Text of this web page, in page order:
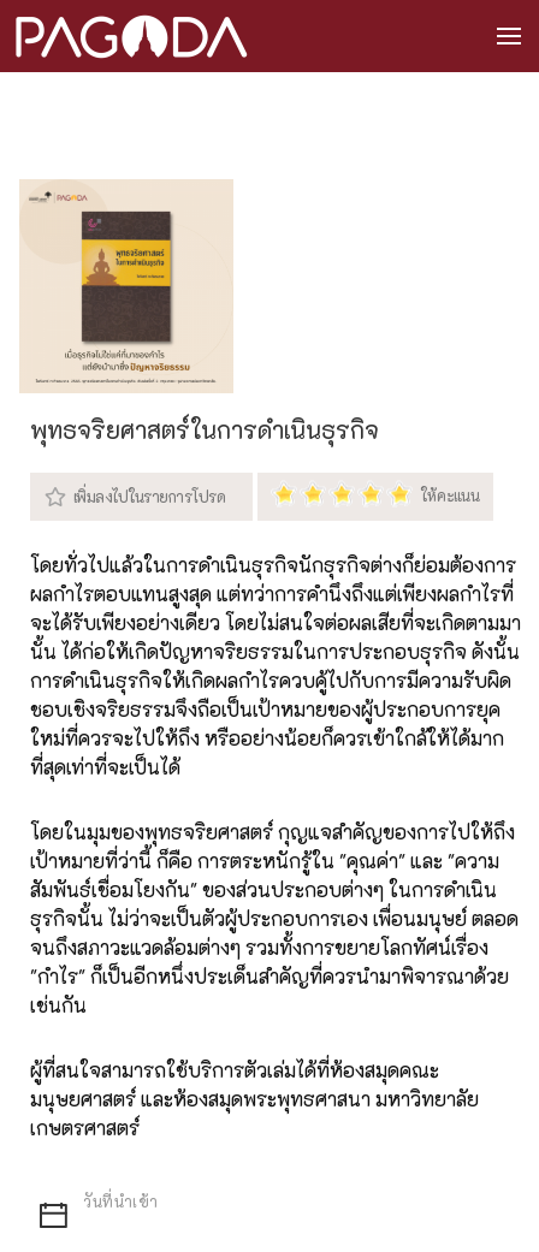
พุทธจริยศาสตร์ในการดำเนินธุรกิจ
โดยทั่วไปแล้วในการดำเนินธุรกิจนักธุรกิจต่างก็ย่อมต้องการ
ผลกำไรตอบแทนสูงสุด แต่ทว่าการคำนึงถึงแต่เพียงผลกำไรที่
จะได้รับเพียงอย่างเดียว โดยไม่สนใจต่อผลเสียที่จะเกิดตามมา
นั้น ได้ก่อให้เกิดปัญหาจริยธรรมในการประกอบธุรกิจ ดังนั้น
การดำเนินธุรกิจให้เกิดผลกำไรควบคู้ไปกับการมีความรับผิด
ชอบเชิงจริยธรรมจึงถือเป็นเป้าหมายของผู้ประกอบการยุค
ใหม่ที่ควรจะไปให้ถึง หรืออย่างน้อยก็ควรเข้าใกล้ให้ได้มาก
ที่สุดเท่าที่จะเป็นได้
โดยในมุมของพุทธจริยศาสตร์ กุญแจสำคัญของการไปให้ถึง
เป้าหมายที่ว่านี้ ก็คือ การตระหนักรู้ใน "คุณค่า" และ "ความ
สัมพันธ์เชื่อมโยงกัน" ของส่วนประกอบต่างๆ ในการดำเนิน
ธุรกิจนั้น ไม่ว่าจะเป็นตัวผู้ประกอบการเอง เพื่อนมนุษย์ ตลอด
จนถึงสภาวะแวดล้อมต่างๆ รวมทั้งการขยายโลกทัศน์เรื่อง
"กำไร" ก็เป็นอีกหนึ่งประเด็นสำคัญที่ควรนำมาพิจารณาด้วย
เช่นกัน
ผู้ที่สนใจสามารถใช้บริการตัวเล่มได้ที่ห้องสมุดคณะ
มนุษยศาสตร์ และห้องสมุดพระพุทธศาสนา มหาวิทยาลัย
เกษตรศาสตร์